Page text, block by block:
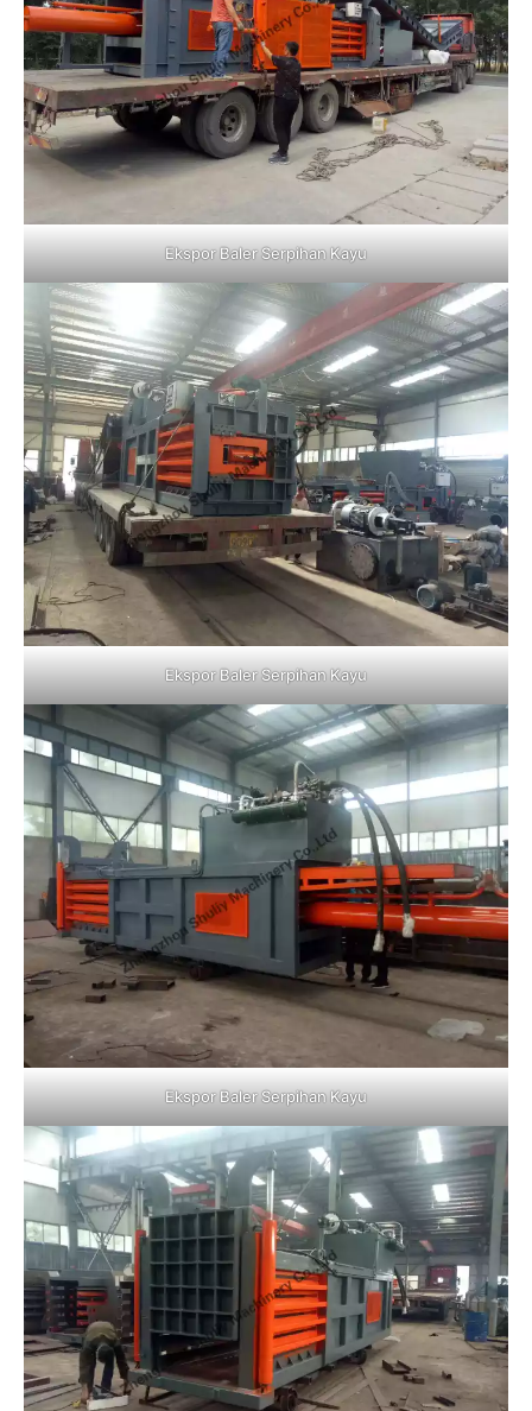
Ekspor Baler Serpihan Kayu
Ekspor Baler Serpihan Kayu
Ekspor Baler Serpihan Kayu